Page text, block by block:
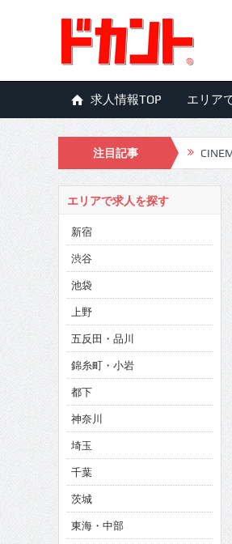
求人情報TOP エリア
注目記事
エリアで求人を探す
新宿
渋谷
池袋
上野
五反田・品川
錦糸町・小岩
都下
神奈川
埼玉
千葉
茨城
東海・中部